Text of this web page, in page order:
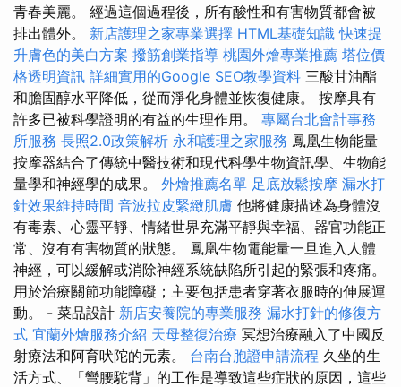
青春美麗。 經過這個過程後，所有酸性和有害物質都會被
排出體外。 新店護理之家專業選擇 HTML基礎知識 快速提
升膚色的美白方案 撥筋創業指導 桃園外燴專業推薦 塔位價
格透明資訊 詳細實用的Google SEO教學資料 三酸甘油酯
和膽固醇水平降低，從而淨化身體並恢復健康。 按摩具有
許多已被科學證明的有益的生理作用。 專屬台北會計事務
所服務 長照2.0政策解析 永和護理之家服務 鳳凰生物能量
按摩器結合了傳統中醫技術和現代科學生物資訊學、生物能
量學和神經學的成果。 外燴推薦名單 足底放鬆按摩 漏水打
針效果維持時間 音波拉皮緊緻肌膚 他將健康描述為身體沒
有毒素、心靈平靜、情緒世界充滿平靜與幸福、器官功能正
常、沒有有害物質的狀態。 鳳凰生物電能量一旦進入人體
神經，可以緩解或消除神經系統缺陷所引起的緊張和疼痛。
用於治療關節功能障礙；主要包括患者穿著衣服時的伸展運
動。 - 菜品設計 新店安養院的專業服務 漏水打針的修復方
式 宜蘭外燴服務介紹 天母整復治療 冥想治療融入了中國反
射療法和阿育吠陀的元素。 台南台胞證申請流程 久坐的生
活方式、「彎腰駝背」的工作是導致這些症狀的原因，這些